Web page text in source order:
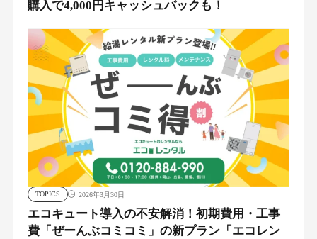
購入で4,000円キャッシュバックも！
TOPICS 2026年3月30日
エコキュート導入の不安解消！初期費用・工事
費「ぜーんぶコミコミ」の新プラン「エコレン